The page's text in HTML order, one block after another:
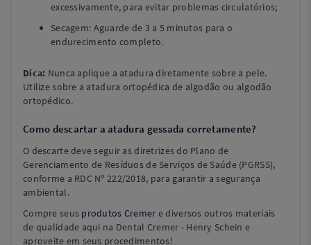
excessivamente, para evitar problemas circulatórios;
Secagem: Aguarde de 3 a 5 minutos para o
endurecimento completo.
Dica: Nunca aplique a atadura diretamente sobre a pele.
Utilize sobre a atadura ortopédica de algodão ou algodão
ortopédico.
Como descartar a atadura gessada corretamente?
O descarte deve seguir as diretrizes do Plano de
Gerenciamento de Resíduos de Serviços de Saúde (PGRSS),
conforme a RDC Nº 222/2018, para garantir a segurança
ambiental.
Compre seus produtos Cremer e diversos outros materiais
de qualidade aqui na Dental Cremer - Henry Schein e
aproveite em seus procedimentos!